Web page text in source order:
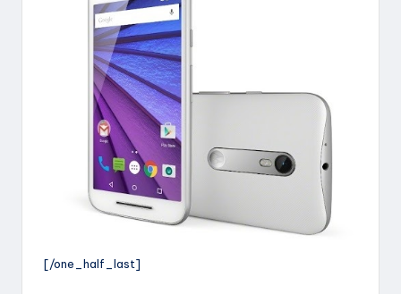
[/one_half_last]